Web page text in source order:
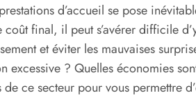
d’accueil se pose
final, il peut s’avérer difficile
et éviter les mauvaises
excessive ? Quelles économies
ce secteur pour vous permettre